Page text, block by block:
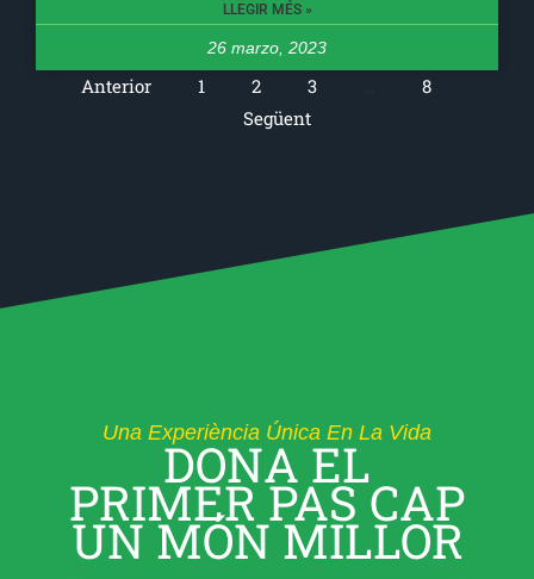
LLEGIR MÉS »
26 marzo, 2023
Anterior 1 2 3
8
Següent
Una Experiència Única En La Vida
DONA EL
PRIMER PAS CAP
UN MÓN MILLOR